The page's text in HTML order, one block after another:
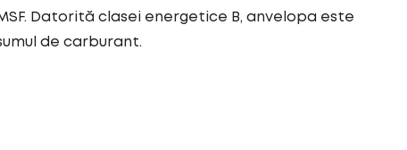
Datorită clasei energetice B, anvelopa este
de carburant.